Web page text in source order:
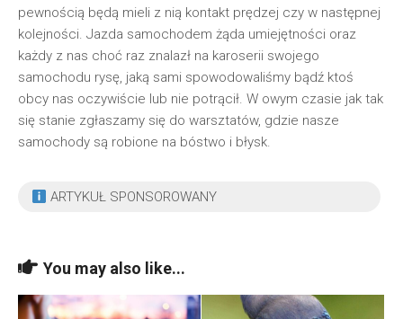
pewnością będą mieli z nią kontakt prędzej czy w następnej
kolejności. Jazda samochodem żąda umiejętności oraz
każdy z nas choć raz znalazł na karoserii swojego
samochodu rysę, jaką sami spowodowaliśmy bądź ktoś
obcy nas oczywiście lub nie potrącił. W owym czasie jak tak
się stanie zgłaszamy się do warsztatów, gdzie nasze
samochody są robione na bóstwo i błysk.
ARTYKUŁ SPONSOROWANY
You may also like...